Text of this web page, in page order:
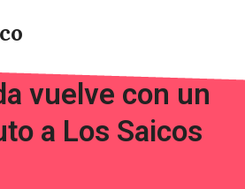
vuelve con un
a Los Saicos